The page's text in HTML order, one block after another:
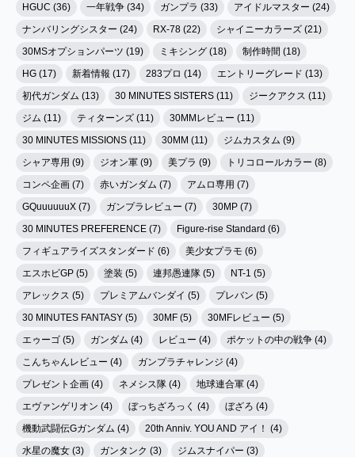
HGUC (36)
一年戦争 (34) ガンプラ (33)
アイドルマスター (24)
ナンバリングシスター (24)
RX-78 (22)
シャイニーカラーズ (21)
30MSオプションパーツ (19)
ミキシング (18)
制作時間 (18)
HG (17)
新着情報 (17) 283プロ (14)
エントリーグレード (13)
初代ガンダム (13)
30 MINUTES SISTERS (11)
ジークアクス (11)
ジム (11)
ティターンズ (11)
30MMレビュー (11)
30 MINUTES MISSIONS (11)
30MM (11)
ジムカスタム (9)
シャア専用 (9)
ジオン軍 (9) 美プラ (9)
トリコロールカラー (8)
コンペ企画 (7)
赤いガンダム (7)
アムロ専用 (7)
GQuuuuuuX (7)
ガンプラレビュー (7)
30MP (7)
30 MINUTES PREFERENCE (7)
Figure-rise Standard (6)
フィギュアライズスタンダード (6)
美少女プラモ (6)
エスホビGP (5)
塗装 (5) 連邦愚連隊 (5)
NT-1 (5)
アレックス (5)
プレミアムバンダイ (5)
プレバン (5)
30 MINUTES FANTASY (5)
30MF (5)
30MFレビュー (5)
エゥーゴ (5)
ガンダム (4) レビュー (4)
ポケットの中の戦争 (4)
こんちゃんレビュー (4)
ガンプラチャレンジ (4)
プレゼント企画 (4)
ネメシス隊 (4)
地球連合軍 (4)
エヴァンゲリオン (4)
ぼっちざろっく (4)
ぼざろ (4)
機動武闘伝Gガンダム (4)
20th Anniv. YOU AND アイ！ (4)
水星の魔女 (3)
ガンタンク (3)
ジムスナイパー (3)